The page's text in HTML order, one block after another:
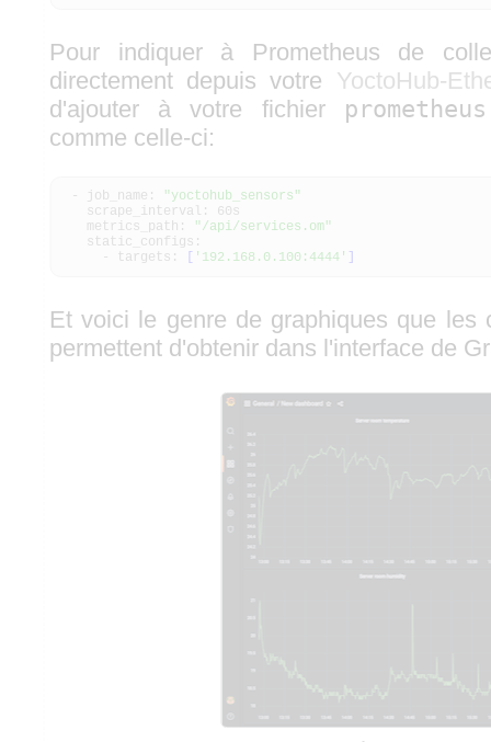
Pour indiquer à Prometheus de
directement depuis votre YoctoHub-
d'ajouter à votre fichier
comme celle-ci:
- job_name:
"yoctohub_sensors"
scrape_interval: 60s
metrics_path:
"/api/services.om"
static_configs:
- targets:
'192.168.0.100:4444'
Et voici le genre de graphiques que les
permettent d'obtenir dans l'interface de